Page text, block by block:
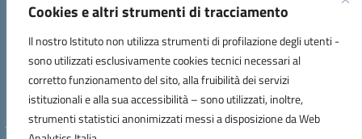
Cookies e altri strumenti di tracciamento
Il nostro Istituto non utilizza strumenti di profilazione degli utenti -
sono utilizzati esclusivamente cookies tecnici necessari al
corretto funzionamento del sito, alla fruibilità dei servizi
istituzionali e alla sua accessibilità – sono utilizzati, inoltre,
strumenti statistici anonimizzati messi a disposizione da Web
Plesso Leone - Via Pascoli - 80038 Pomigliano D'Arco (NA)
Tel.:0813177304 - Mail: naic8g1003@istruzione.it - Pec:
naic8g1003@pec.istruzione.it
Codice Univoco ufficio: UIECQ7
codice Meccanografico: NAIC8G1003
Codice Fiscale: 93076670632